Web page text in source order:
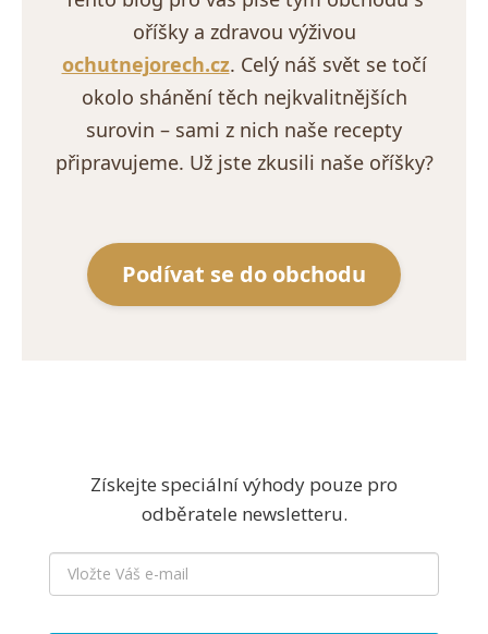
oříšky a zdravou výživou
ochutnejorech.cz. Celý náš svět se točí
okolo shánění těch nejkvalitnějších
surovin – sami z nich naše recepty
připravujeme. Už jste zkusili naše oříšky?
Podívat se do obchodu
Získejte speciální výhody pouze pro
odběratele newsletteru.